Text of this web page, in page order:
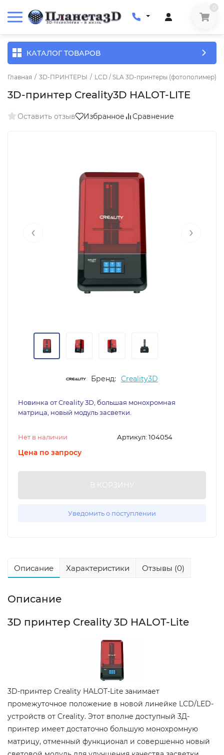
КАТАЛОГ ТОВАРОВ
Главная / 3D-ПРИНТЕРЫ / LCD / SLA 3D-принтеры (фотополимер)
3D-принтер Creality3D HALOT-LITE
Оставить отзыв Избранное Сравнение
‹ ›
Бренд: Creality3D
Новинка от Creality 3D, большая монохромная
матрица, новый модуль засветки.
Артикул: 104054
Нет в наличии
Цена по запросу
В КОРЗИНУ
Уведомить о поступлении
Описание Характеристики Отзывы (0)
Описание
3D принтер Creality 3D HALOT-Lite
3D-принтер Creality HALOT-Lite занимает
промежуточное положение в новой линейке LCD/LED-
устройств от Creality. Этот вполне доступный 3Д-
принтер имеет достаточно большую монохромную
матрицу, отменный функционал и совершенно новый